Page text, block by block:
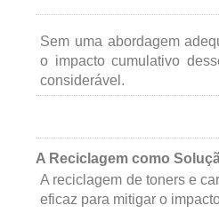
Sem uma abordagem
o impacto cumulativo
considerável.
A Reciclagem como
A reciclagem de toners e
eficaz para mitigar o